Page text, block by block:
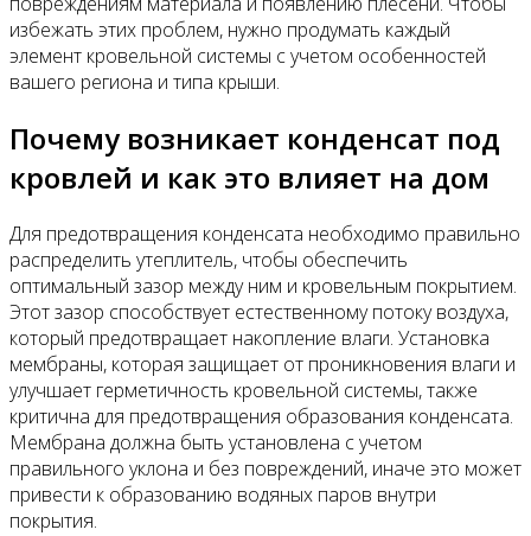
избежать этих проблем, нужно продумать каждый
элемент кровельной системы с учетом особенностей
вашего региона и типа крыши.
Почему возникает конденсат под
кровлей и как это влияет на дом
Для предотвращения конденсата необходимо правильно
распределить утеплитель, чтобы обеспечить
оптимальный зазор между ним и кровельным покрытием.
Этот зазор способствует естественному потоку воздуха,
который предотвращает накопление влаги. Установка
мембраны, которая защищает от проникновения влаги и
улучшает герметичность кровельной системы, также
критична для предотвращения образования конденсата.
Мембрана должна быть установлена с учетом
правильного уклона и без повреждений, иначе это может
привести к образованию водяных паров внутри
покрытия.